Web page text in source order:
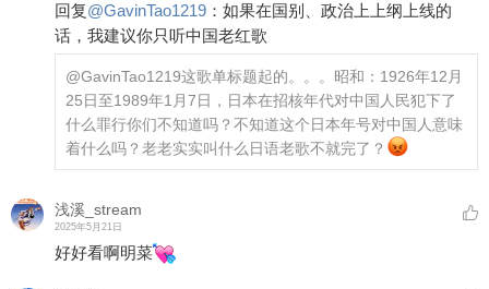
回复@GavinTao1219 ： 如果在国别、政治上上纲上线的
话，我建议你只听中国老红歌
@GavinTao1219这歌单标题起的。。。昭和：1926年12月
25日至1989年1月7日，日本在招核年代对中国人民犯下了
什么罪行你们不知道吗？不知道这个日本年号对中国人意味
着什么吗？老老实实叫什么日语老歌不就完了？
浅溪_stream
2025年5月21日
好好看啊明菜